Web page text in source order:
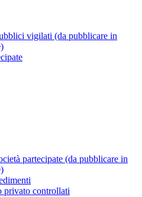
vigilati (da pubblicare in
partecipate (da pubblicare in
privato controllati